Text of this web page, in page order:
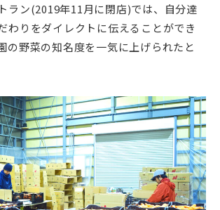
ラン(2019年11月に閉店)では、自分達
わりをダイレクトに伝えることができ
の野菜の知名度を一気に上げられたと